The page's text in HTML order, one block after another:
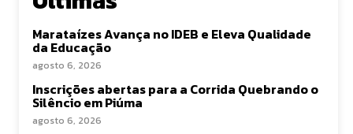
Marataízes Avança no IDEB e Eleva Qualidade
da Educação
agosto 6, 2026
Inscrições abertas para a Corrida Quebrando o
Silêncio em Piúma
agosto 6, 2026